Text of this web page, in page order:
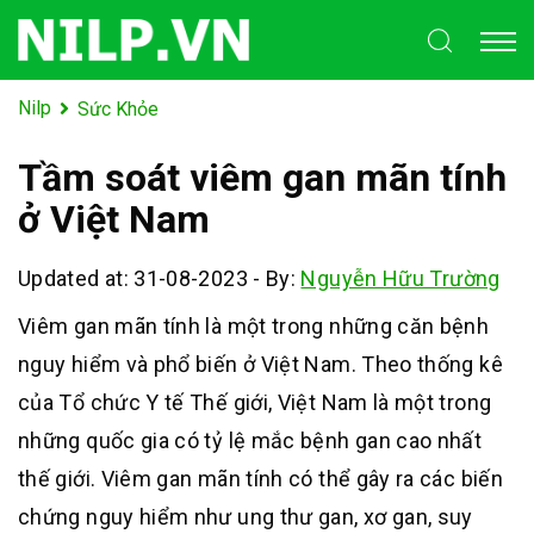
Nilp Sức Khỏe
Tầm soát viêm gan mãn tính
ở Việt Nam
Updated at: 31-08-2023 - By: Nguyễn Hữu Trường
Viêm gan mãn tính là một trong những căn bệnh
nguy hiểm và phổ biến ở Việt Nam. Theo thống kê
của Tổ chức Y tế Thế giới, Việt Nam là một trong
những quốc gia có tỷ lệ mắc bệnh gan cao nhất
thế giới. Viêm gan mãn tính có thể gây ra các biến
chứng nguy hiểm như ung thư gan, xơ gan, suy